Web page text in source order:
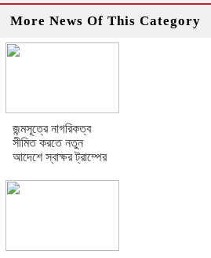
More News Of This Category
জন্মসূত্রে নাগরিকত্ব
সীমিত করতে নতুন
আদেশে স্বাক্ষর ট্রাম্পের